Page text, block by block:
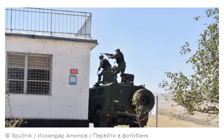
© Sputnik / Искандар Аминов / Перейти в фотобанк